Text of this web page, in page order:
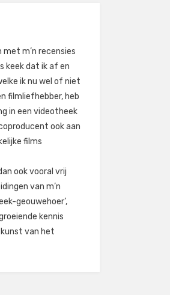
met m’n recensies
keek dat ik af en
ik nu wel of niet
filmliefhebber, heb
in een videotheek
ook aan
films
ook vooral vrij
van m’n
geouwehoer’,
kennis
kunst van het